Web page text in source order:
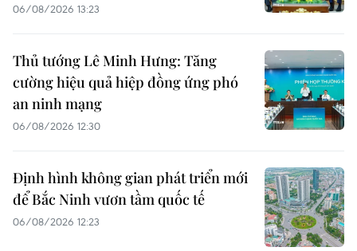
06/08/2026 13:23
Thủ tướng Lê Minh Hưng: Tăng
cường hiệu quả hiệp đồng ứng phó
an ninh mạng
06/08/2026 12:30
Định hình không gian phát triển mới
để Bắc Ninh vươn tầm quốc tế
06/08/2026 12:23